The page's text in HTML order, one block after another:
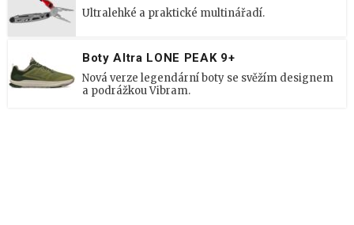
Ultralehké a praktické multinářadí.
Boty Altra LONE PEAK 9+
Nová verze legendární boty se svěžím designem
a podrážkou Vibram.